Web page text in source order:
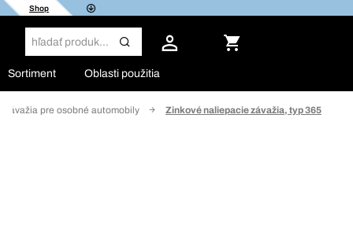
Shop
Sortiment Oblasti použitia
závažia pre osobné automobily Zinkové naliepacie závažia, typ 365